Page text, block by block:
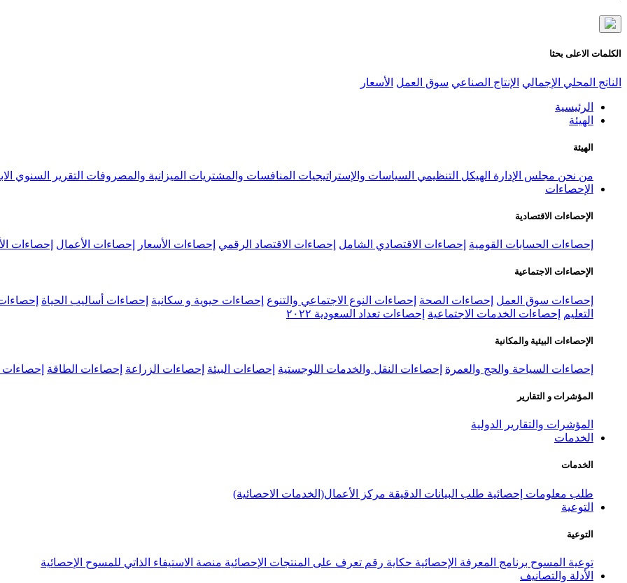
الكلمات الاعلى بحثا
الناتج المحلي الإجمالي الإنتاج الصناعي سوق العمل الأسعار
الرئيسية
الهيئة
الهيئة
من نحن مجلس الإدارة الهيكل التنظيمي السياسات والإستراتيجيات المنافسات والمشتريات الميزانية والمصروفات التقرير السنوي
الإحصاءات
الإحصاءات الاقتصادية
إحصاءات الحسابات القومية إحصاءات الاقتصادي الشامل إحصاءات الاقتصاد الرقمي إحصاءات الأسعار إحصاءات الأعمال إحصاءات
الإحصاءات الاجتماعية
إحصاءات سوق العمل إحصاءات الصحة إحصاءات النوع الاجتماعي والتنوع إحصاءات حيوية و سكانية إحصاءات أساليب الحياة
التعليم
إحصاءات الخدمات الاجتماعية إحصاءات تعداد السعودية ٢٠٢٢
الإحصاءات البيئية والمكانية
إحصاءات السياحة والحج والعمرة إحصاءات النقل والخدمات اللوجستية إحصاءات البيئة إحصاءات الزراعة إحصاءات الطاقة إحصاءات
المؤشرات و التقارير
المؤشرات والتقارير الدولية
الخدمات
الخدمات
طلب معلومات إحصائية طلب البيانات الدقيقة مركز الأعمال(الخدمات الاحصائية)
التوعية
التوعية
توعية المسوح برنامج المعرفة الإحصائية حكاية رقم تعرف على المنتجات الإحصائية منصة الاستيفاء الذاتي للمسوح الإحصائية
الأدلة والتصانيف